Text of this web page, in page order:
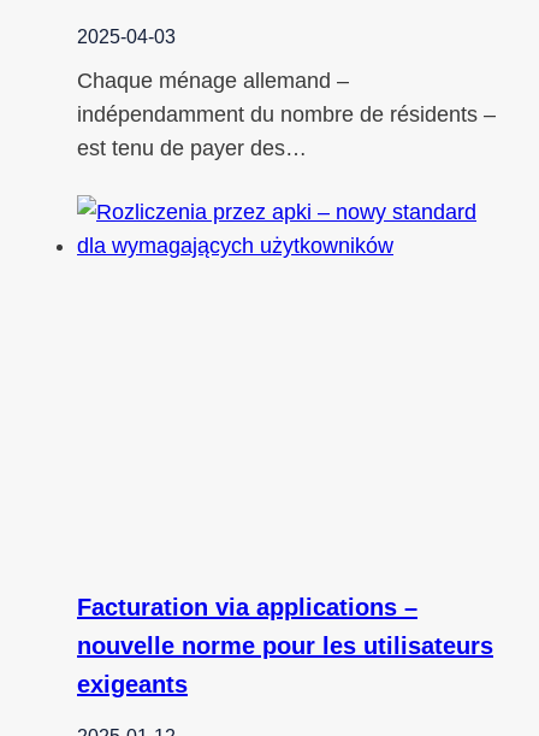
2025-04-03
Chaque ménage allemand –
indépendamment du nombre de résidents –
est tenu de payer des…
Facturation via applications –
nouvelle norme pour les utilisateurs
exigeants